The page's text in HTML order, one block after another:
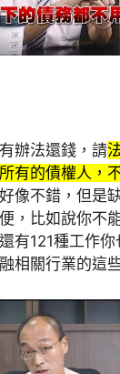
辦法還錢，請
有的債權人，
像不錯，但是
，比如說你不
有121種工作你
相關行業的這